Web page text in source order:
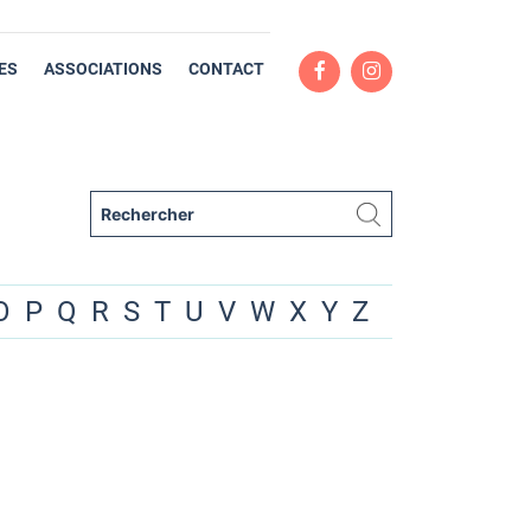
ASSOCIATIONS CONTACT
P Q R S T U V W X Y Z